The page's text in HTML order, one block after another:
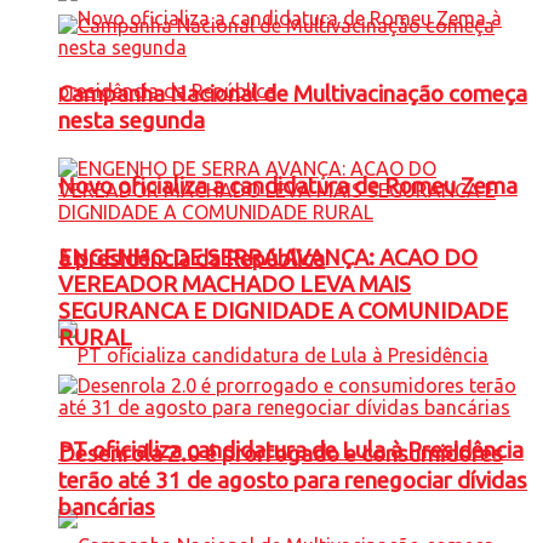
Novo oficializa a candidatura de Romeu Zema
à presidência da República
PT oficializa candidatura de Lula à Presidência
Campanha Nacional de Multivacinação começa
nesta segunda
ENGENHO DE SERRA AVANÇA: ACAO DO
VEREADOR MACHADO LEVA MAIS
SEGURANCA E DIGNIDADE A COMUNIDADE
RURAL
Desenrola 2.0 é prorrogado e consumidores
terão até 31 de agosto para renegociar dívidas
bancárias